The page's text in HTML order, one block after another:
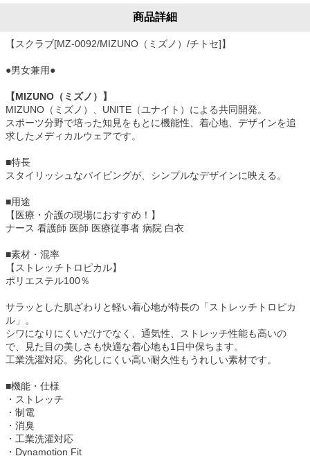
商品詳細
【スクラブ[MZ-0092/MIZUNO（ミズノ）/チトセ]】
●男女兼用●
【MIZUNO（ミズノ）】
MIZUNO（ミズノ）、UNITE（ユナイト）による共同開発。
スポーツ分野で培った知見をもとに機能性、着心地、デザインを追
求したメディカルウェアです。
■特長
スタイリッシュなパイピングが、シンプルなデザインに映える。
■用途
【医療・介護の現場におすすめ！】
ナース 看護師 医師 医療従事者 病院 白衣
■素材・混率
【ストレッチトロピカル】
ポリエステル100％
サラッとした肌ざわりと軽い着心地が特長の「ストレッチトロピカ
ル」。
シワになりにくいだけでなく、通気性、ストレッチ性能も高いの
で、見た目の美しさも快適な着心地も1日中保ちます。
工業洗濯対応。劣化しにくい高い耐久性もうれしい素材です。
■機能・仕様
・ストレッチ
・制電
・消臭
・工業洗濯対応
・Dynamotion Fit